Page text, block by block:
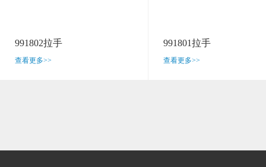
991802拉手
查看更多>>
991801拉手
查看更多>>